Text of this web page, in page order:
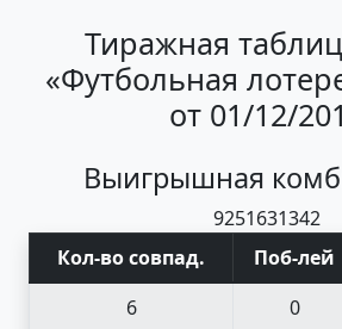
Тиражная
«Футбольная
от 01/12/
Выигрышная
9251631342
Кол-во совпад. Поб-лей
6
0